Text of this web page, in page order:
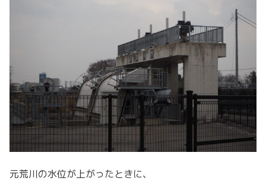
元荒川の水位が上がったときに、